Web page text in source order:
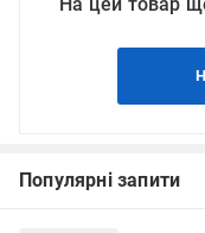
Популярні запити